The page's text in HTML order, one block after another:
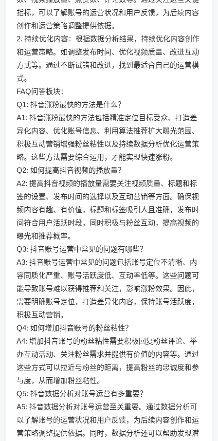
指标，可以了解账号的运营状况和用户反馈，为后续内容
创作和运营策略调整提供依据。
2. 持续优化内容：根据数据分析结果，持续优化内容创作
和运营策略。如调整发布时间、优化视频质量、改进互动
方式等。通过不断试错和改进，找到最适合自己的运营模
式。
FAQ问答板块：
Q1: 抖音涨粉最快的方法是什么？
A1: 抖音涨粉最快的方法包括精准定位目标受众、打造差
异化内容、优化账号信息、利用算法推荐扩大曝光范围、
积极互动营销增强粉丝粘性以及持续数据分析优化运营策
略。这些方法需要综合运用，才能实现快速涨粉。
Q2: 如何提高抖音视频的播放量？
A2: 提高抖音视频的播放量需要关注视频质量、标题和标
签的设置、发布时间的选择以及互动营销等方面。确保视
频内容有趣、有价值，标题和标签吸引人且准确，发布时
间符合用户活跃时段，同时积极与粉丝互动，提高视频的
曝光和推荐概率。
Q3: 抖音账号运营中常见的问题有哪些？
A3: 抖音账号运营中常见的问题包括账号定位不清晰、内
容同质化严重、账号活跃度低、互动率低等。这些问题可
能导致账号难以获得推荐和关注，影响涨粉效果。因此，
需要明确账号定位，打造差异化内容，保持账号活跃度，
积极互动营销。
Q4: 如何增加抖音账号的粉丝粘性？
A4: 增加抖音账号的粉丝粘性需要积极回复粉丝评论、举
办互动活动、关注粉丝需求并提供有价值的内容等。通过
这些方式可以拉近与粉丝的距离，提高粉丝的忠诚度和参
与度，从而增加粉丝粘性。
Q5: 抖音数据分析对账号运营有多重要？
A5: 抖音数据分析对账号运营至关重要。通过数据分析可
以了解账号的运营状况和用户反馈，为后续内容创作和运
营策略调整提供依据。同时，数据分析还可以帮助发现潜